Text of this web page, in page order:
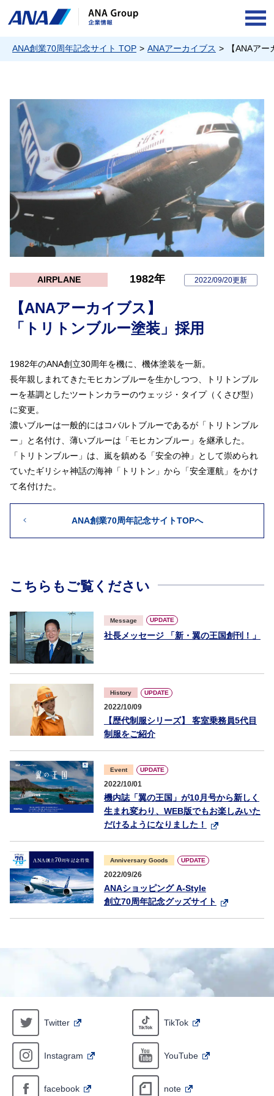
ANA創業70周年記念サイト TOP ANAアーカイブス 【ANAア
AIRPLANE 1982年 2022/09/20更新
【ANAアーカイブス】
「トリトンブルー塗装」採用
1982年のANA創立30周年を機に、機体塗装を一新。
長年親しまれてきたモヒカンブルーを生かしつつ、トリトンブル
ーを基調としたツートンカラーのウェッジ・タイプ（くさび型）
に変更。
濃いブルーは一般的にはコバルトブルーであるが「トリトンブル
ー」と名付け、薄いブルーは「モヒカンブルー」を継承した。
「トリトンブルー」は、嵐を鎮める「安全の神」として崇められ
ていたギリシャ神話の海神「トリトン」から「安全運航」をかけ
て名付けた。
ANA創業70周年記念サイトTOPへ
こちらもご覧ください
Message UPDATE
社長メッセージ 「新・翼の王国創刊！」
History UPDATE
2022/10/09
【歴代制服シリーズ】 客室乗務員5代目
制服をご紹介
Event UPDATE
2022/10/01
機内誌「翼の王国」が10月号から新しく
生まれ変わり、WEB版でもお楽しみいた
だけるようになりました！
Anniversary Goods UPDATE
2022/09/26
ANAショッピング A-Style
創立70周年記念グッズサイト
Twitter TikTok
Instagram YouTube
facebook note